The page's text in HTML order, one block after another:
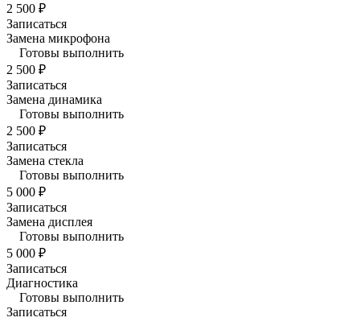
2 500 ₽
Записаться
Замена микрофона
Готовы выполнить
2 500 ₽
Записаться
Замена динамика
Готовы выполнить
2 500 ₽
Записаться
Замена стекла
Готовы выполнить
5 000 ₽
Записаться
Замена дисплея
Готовы выполнить
5 000 ₽
Записаться
Диагностика
Готовы выполнить
Записаться